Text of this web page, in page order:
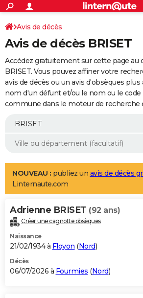
ACTUALITÉS
Politique
Société
Faits Divers
Education
Monde
Villes
+
SPORT
Coupe du monde 2026
Football
Tennis
Cyclisme
Rugby
Forum
Programme TV
TNT
Streaming
Cinéma
Sorties cinéma
Musique
+
FINANCE
Retraite
Epargne
Immobilier
Risques naturels par ville
Banque
Assurance
AUTO
Essais
Réserver un essai
Citadines
Berlines
SUV
Forum auto
+
Mobiles
Meilleur smartphone
Internet
Ordinateurs
Jeux vidéo
Guide high-tech
Aménagement intérieur
LIFESTYLE
Art de vivre
Bien-être
Loisirs
Mode
Modes de vie
Alimentation
Guide de la santé
Maladies
Médicaments
Sommeil
VOYAGE
Destinations
City break
Voyage nature
Voyage de noces
Forum
Climat
+PHOTO
GUIDES D'ACHAT
BONS PLANS
Avis de décès
Avis de décès BRISET
Accédez gratuitement sur cette page au
BRISET. Vous pouvez affiner votre
avis de décès ou un avis d'obsèques
nom d'un défunt et/ou le nom ou le code
commune dans le moteur de recherche
NOUVEAU : publiez un avis de décès
Linternaute.com
Adrienne BRISET (92 ans)
Créer une cagnotte obsèques
Naissance
21/02/1934 à Floyon (Nord)
Décès
06/07/2026 à Fourmies (Nord)